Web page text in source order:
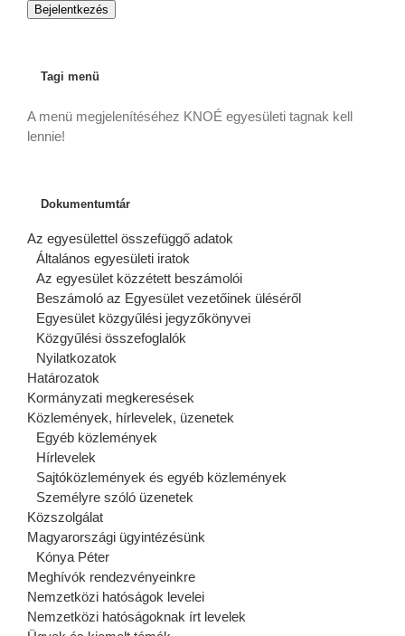
Bejelentkezés
Tagi menü
A menü megjelenítéséhez KNOÉ egyesületi tagnak kell
lennie!
Dokumentumtár
Az egyesülettel összefüggő adatok
Általános egyesületi iratok
Az egyesület közzétett beszámolói
Beszámoló az Egyesület vezetőinek üléséről
Egyesület közgyűlési jegyzőkönyvei
Közgyűlési összefoglalók
Nyilatkozatok
Határozatok
Kormányzati megkeresések
Közlemények, hírlevelek, üzenetek
Egyéb közlemények
Hírlevelek
Sajtóközlemények és egyéb közlemények
Személyre szóló üzenetek
Közszolgálat
Magyarországi ügyintézésünk
Kónya Péter
Meghívók rendezvényeinkre
Nemzetközi hatóságok levelei
Nemzetközi hatóságoknak írt levelek